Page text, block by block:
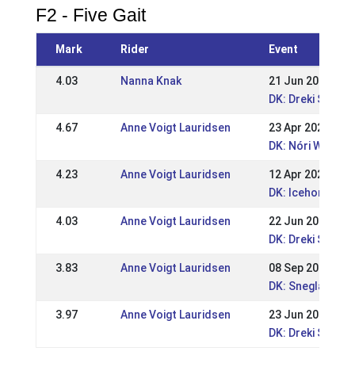
F2 - Five Gait
Mark Rider Event
4.03 Nanna Knak
21 Jun 2026
DK: Dreki
4.67 Anne Voigt Lauridsen
23 Apr 2026
DK: Nóri WRL /
4.23 Anne Voigt Lauridsen
12 Apr 2026
DK: Icehorse
4.03 Anne Voigt Lauridsen
22 Jun 2025
DK: Dreki
3.83 Anne Voigt Lauridsen
08 Sep 2024
DK: Snegla Open
3.97 Anne Voigt Lauridsen
23 Jun 2024
DK: Dreki